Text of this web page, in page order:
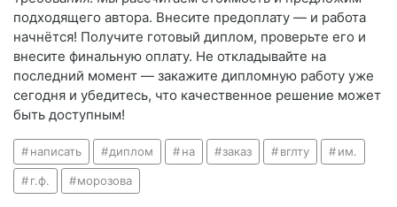
подходящего автора. Внесите предоплату — и работа
начнётся! Получите готовый диплом, проверьте его и
внесите финальную оплату. Не откладывайте на
последний момент — закажите дипломную работу уже
сегодня и убедитесь, что качественное решение может
быть доступным!
написать диплом на заказ вглту им.
г.ф. морозова